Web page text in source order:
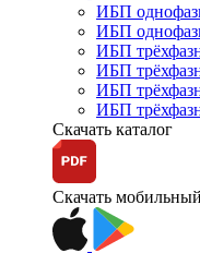
ИБП
ИБП
ИБП
ИБП
ИБП
ИБП
Скачать каталог
Скачать